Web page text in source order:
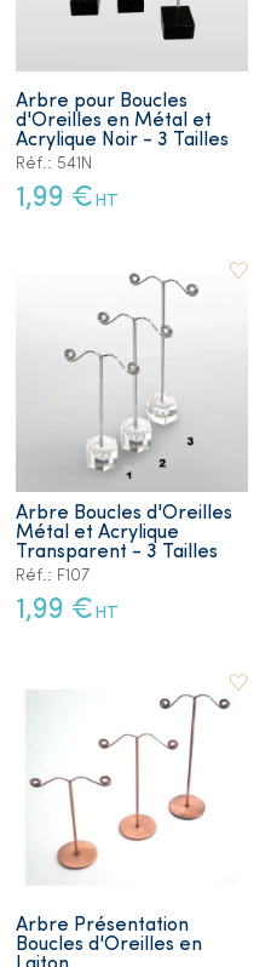
Arbre pour Boucles
d'Oreilles en Métal et
Acrylique Noir - 3 Tailles
Réf.: 541N
1,99 € HT
Arbre Boucles d'Oreilles
Métal et Acrylique
Transparent - 3 Tailles
Réf.: F107
1,99 € HT
Arbre Présentation
Boucles d'Oreilles en